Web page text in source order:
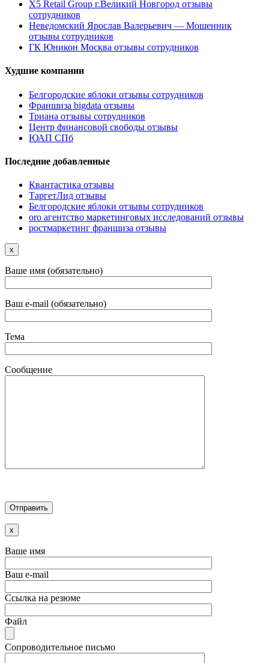
X5 Retail Group г.Великий Новгород отзывы
сотрудников
Неведомский Ярослав Валерьевич — Мошенник
отзывы сотрудников
ГК Юникон Москва отзывы сотрудников
Худшие компании
Белгородские яблоки отзывы сотрудников
Франшиза bigdata отзывы
Триана отзывы сотрудников
Центр финансовой свободы отзывы
ЮАП СПб
Последние добавленные
Квантастика отзывы
ТаргетЛид отзывы
Белгородские яблоки отзывы сотрудников
oro агентство маркетинговых исследований отзывы
ростмаркетинг франшиза отзывы
x
Ваше имя (обязательно)
Ваш e-mail (обязательно)
Тема
Сообщение
x
Ваше имя
Ваш e-mail
Ссылка на резюме
Файл
Сопроводительное письмо